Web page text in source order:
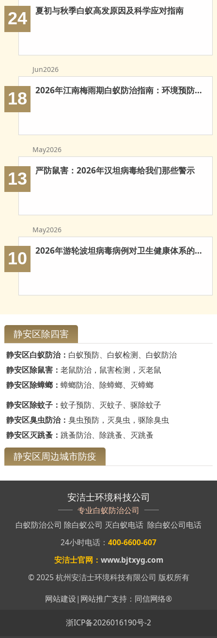
温岭白蚁防治
临海白蚁防治
三门白蚁防治
天台白蚁防治
仙居白蚁防治
佛山白蚁防治
深圳白蚁防治
新兴白蚁防治
郁南白蚁防治
肇庆白蚁防治
24 夏初与秋季白蚁高发原因及科学应对指南
Jun2026
18 2026年江南梅雨期白蚁防治指南：环境预防与科学灭治
May2026
13 严防鼠害：2026年汉坦病毒给我们那些警示
May2026
10 2026年游轮波坦病毒病例对卫生健康体系的多重启示
静安区除四害
静安区白蚁防治： 白蚁预防、白蚁检测、白蚁防治
静安区除鼠害： 老鼠防治，鼠害检测，灭老鼠
静安区除蟑螂： 蟑螂防治、除蟑螂、灭蟑螂
静安区除蚊子： 蚊子预防、灭蚊子、驱除蚊子
静安区臭虫防治： 臭虫预防，灭臭虫，驱除臭虫
静安区灭跳蚤： 跳蚤防治、除跳蚤、灭跳蚤
静安区周边城市防疫
安洁士环境科技公司
专业白蚁防治公司
白蚁防治公司 除白蚁公司 灭白蚁电话 除白蚁公司电话
24小时电话： 400-6600-607
安洁士官网： www.bjtxyg.com
© 2025 杭州安洁士环境科技有限公司 版权所有
网站建设| 网站推广支持： 同信网络®
浙ICP备2026016190号-2